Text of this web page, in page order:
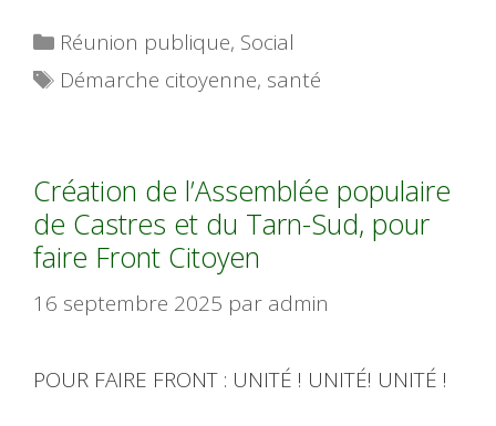
Catégories
Réunion publique, Social
Étiquettes
Démarche citoyenne, santé
Création de l’Assemblée populaire
de Castres et du Tarn-Sud, pour
faire Front Citoyen
16 septembre 2025 par admin
POUR FAIRE FRONT : UNITÉ ! UNITÉ! UNITÉ !